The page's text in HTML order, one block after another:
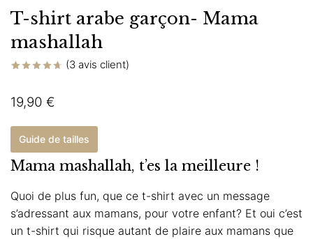
T-shirt arabe garçon- Mama
mashallah
basé sur
notations
(3 avis client)
19,90 €
Guide de tailles
Mama mashallah, t’es la meilleure !
Quoi de plus fun, que ce t-shirt avec un message
s’adressant aux mamans, pour votre enfant? Et oui c’est
un t-shirt qui risque autant de plaire aux mamans que